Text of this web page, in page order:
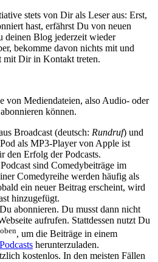
stets von Dir als Leser aus: Erst,
hast, erfährst Du von neuen
deinen Blog jederzeit wieder
bekomme davon nichts mit und
mit Dir in Kontakt treten.
von Mediendateien, also Audio- oder
können.
Broadcast (deutsch: Rundruf) und
als MP3-Player von Apple ist
den Erfolg der Podcasts.
sind Comedybeiträge im
Comedyreihe werden häufig als
ein neuer Beitrag erscheint, wird
hinzugefügt.
abonnieren. Du musst dann nicht
aufrufen. Stattdessen nutzt Du
, um die Beiträge in einem
herunterzuladen.
kostenlos. In den meisten Fällen